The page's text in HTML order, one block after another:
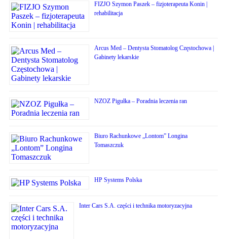
FIZJO Szymon Paszek – fizjoterapeuta Konin |
rehabilitacja
Arcus Med – Dentysta Stomatolog Częstochowa |
Gabinety lekarskie
NZOZ Pigułka – Poradnia leczenia ran
Biuro Rachunkowe „Lontom” Longina
Tomaszczuk
HP Systems Polska
Inter Cars S.A. części i technika motoryzacyjna